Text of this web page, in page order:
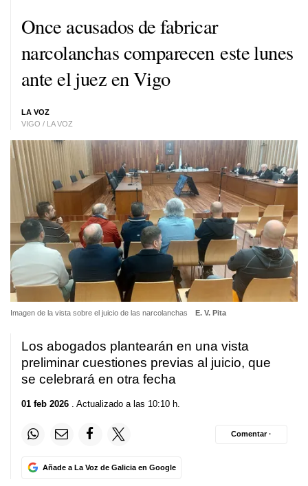
Once acusados de fabricar
narcolanchas comparecen este lunes
ante el juez en Vigo
LA VOZ
VIGO / LA VOZ
Imagen de la vista sobre el juicio de las narcolanchas E. V. Pita
Los abogados plantearán en una vista
preliminar cuestiones previas al juicio, que
se celebrará en otra fecha
01 feb 2026 . Actualizado a las 10:10 h.
Añade a La Voz de Galicia en Google
Comentar ·